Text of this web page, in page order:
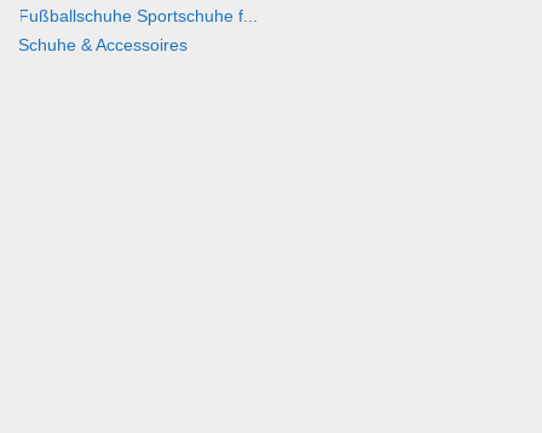
Fußballschuhe Sportschuhe f...
Schuhe & Accessoires